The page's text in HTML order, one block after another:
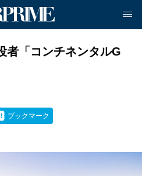
者「コンチネンタルG
ブックマーク